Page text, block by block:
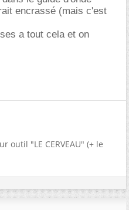
encrassé (mais c'est
a tout cela et on
outil "LE CERVEAU" (+ le